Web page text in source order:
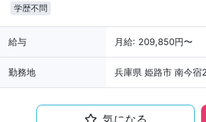
学歴不問
給与 月給: 209,850円〜
勤務地 兵庫県 姫路市 南今宿
気になる